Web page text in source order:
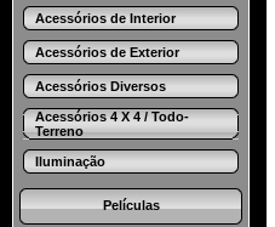
Acessórios de Interior
Acessórios de Exterior
Acessórios Diversos
Acessórios 4 X 4 / Todo-
Terreno
Iluminação
Películas